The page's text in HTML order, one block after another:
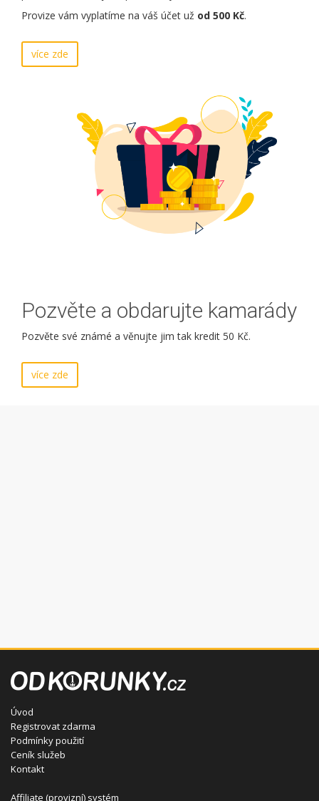
Provize vám vyplatíme na váš účet už od 500 Kč.
více zde
Pozvěte a obdarujte kamarády
Pozvěte své známé a věnujte jim tak kredit 50 Kč.
více zde
Úvod
Registrovat zdarma
Podmínky použití
Ceník služeb
Kontakt
Affiliate (provizní) systém